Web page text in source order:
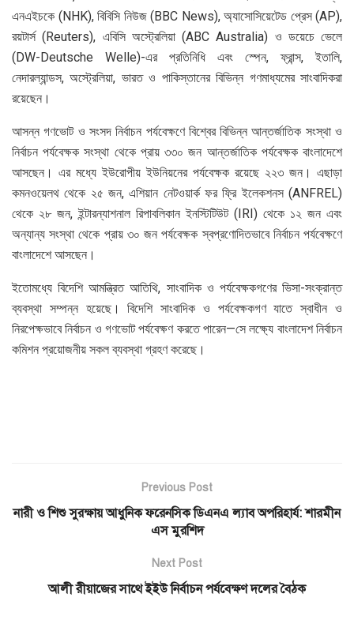
এনএইচকে (NHK), বিবিসি নিউজ (BBC News), অ্যাসোসিয়েটেড প্রেস (AP),
রয়টার্স (Reuters), এবিসি অস্ট্রেলিয়া (ABC Australia) ও ডয়েচে ভেলে
(DW-Deutsche Welle)-এর প্রতিনিধি এবং স্পেন, ফ্রান্স, ইতালি,
নেদারল্যান্ডস, অস্ট্রেলিয়া, ভারত ও পাকিস্তানের বিভিন্ন গণমাধ্যমের সাংবাদিকরা
রয়েছেন।
আসন্ন গণভোট ও সংসদ নির্বাচন পর্যবেক্ষণে বিশ্বের বিভিন্ন আন্তর্জাতিক সংস্থা ও
নির্বাচন পর্যবেক্ষক সংস্থা থেকে প্রায় ৩৩০ জন আন্তর্জাতিক পর্যবেক্ষক বাংলাদেশে
আসছেন। এর মধ্যে ইউরোপীয় ইউনিয়নের পর্যবেক্ষক রয়েছে ২২৩ জন। এছাড়া
কমনওয়েলথ থেকে ২৫ জন, এশিয়ান নেটওয়ার্ক ফর ফ্রি ইলেকশনস (ANFREL)
থেকে ২৮ জন, ইন্টারন্যাশনাল রিপাবলিকান ইনস্টিটিউট (IRI) থেকে ১২ জন এবং
অন্যান্য সংস্থা থেকে প্রায় ৩০ জন পর্যবেক্ষক স্বপ্রণোদিতভাবে নির্বাচন পর্যবেক্ষণে
বাংলাদেশে আসছেন।
ইতোমধ্যে বিদেশি আমন্ত্রিত আতিথি, সাংবাদিক ও পর্যবেক্ষকগণের ভিসা-সংক্রান্ত
ব্যবস্থা সম্পন্ন হয়েছে। বিদেশি সাংবাদিক ও পর্যবেক্ষকগণ যাতে স্বাধীন ও
নিরপেক্ষভাবে নির্বাচন ও গণভোট পর্যবেক্ষণ করতে পারেন—সে লক্ষ্যে বাংলাদেশ নির্বাচন
কমিশন প্রয়োজনীয় সকল ব্যবস্থা গ্রহণ করেছে।
Previous Post
নারী ও শিশু সুরক্ষায় আধুনিক ফরেনসিক ডিএনএ ল্যাব অপরিহার্য: শারমীন
এস মুরশিদ
Next Post
আলী রীয়াজের সাথে ইইউ নির্বাচন পর্যবেক্ষণ দলের বৈঠক